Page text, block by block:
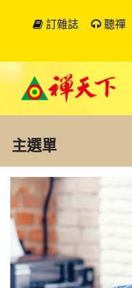
訂雜誌 聽禪
主選單